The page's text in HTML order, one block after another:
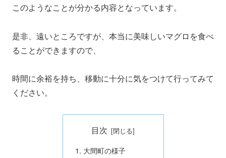
このようなことが分かる内容となっています。
是非、遠いところですが、本当に美味しいマグロを食べ
ることができますので、
時間に余裕を持ち、移動に十分に気をつけて行ってみて
ください。
目次
大間町の様子